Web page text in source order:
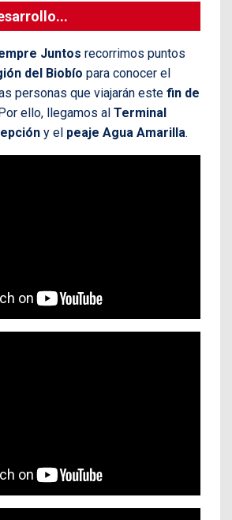
Juntos recorrimos puntos
del Biobío para conocer el
personas que viajarán este fin de
ello, llegamos al Terminal
y el peaje Agua Amarilla.